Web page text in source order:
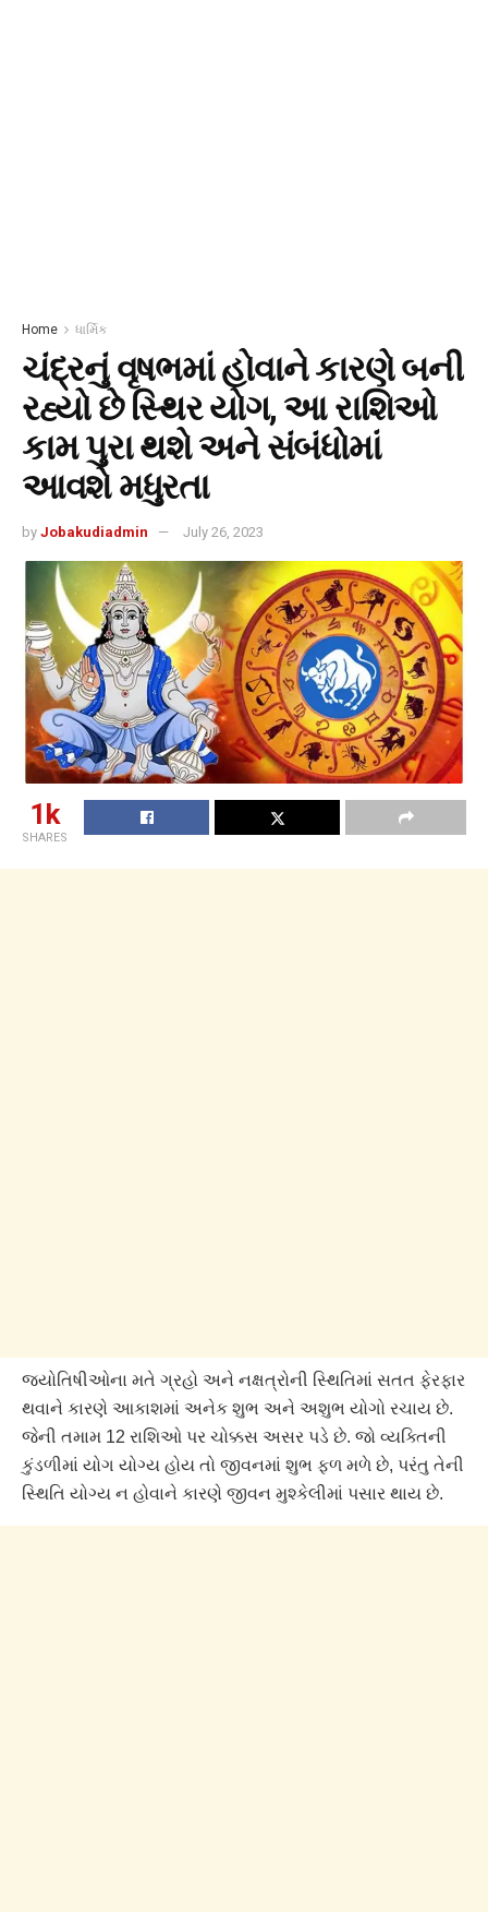
Home ધાર્મિક
ચંદ્રનું વૃષભમાં હોવાને કારણે બની
રહ્યો છે સ્થિર યોગ, આ રાશિઓ
કામ પુરા થશે અને સંબંધોમાં
આવશે મધુરતા
by Jobakudiadmin July 26, 2023
1k
SHARES
જ્યોતિષીઓના મતે ગ્રહો અને નક્ષત્રોની સ્થિતિમાં સતત ફેરફાર
થવાને કારણે આકાશમાં અનેક શુભ અને અશુભ યોગો રચાય છે.
જેની તમામ 12 રાશિઓ પર ચોક્કસ અસર પડે છે. જો વ્યક્તિની
કુંડળીમાં યોગ યોગ્ય હોય તો જીવનમાં શુભ ફળ મળે છે, પરંતુ તેની
સ્થિતિ યોગ્ય ન હોવાને કારણે જીવન મુશ્કેલીમાં પસાર થાય છે.